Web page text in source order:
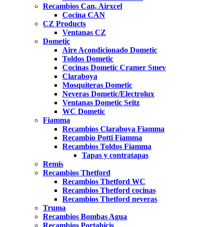
Recambios Can, Airxcel
Cocina CAN
CZ Products
Ventanas CZ
Dometic
Aire Acondicionado Dometic
Toldos Dometic
Cocinas Dometic Cramer Smev
Claraboya
Mosquiteras Dometic
Neveras Dometic/Electrolux
Ventanas Dometic Seitz
WC Dometic
Fiamma
Recambios Claraboya Fiamma
Recambio Potti Fiamma
Recambios Toldos Fiamma
Tapas y contratapas
Remis
Recambios Thetford
Recambios Thetford WC
Recambios Thetford cocinas
Recambios Thetford neveras
Truma
Recambios Bombas Agua
Recambios Portabicis